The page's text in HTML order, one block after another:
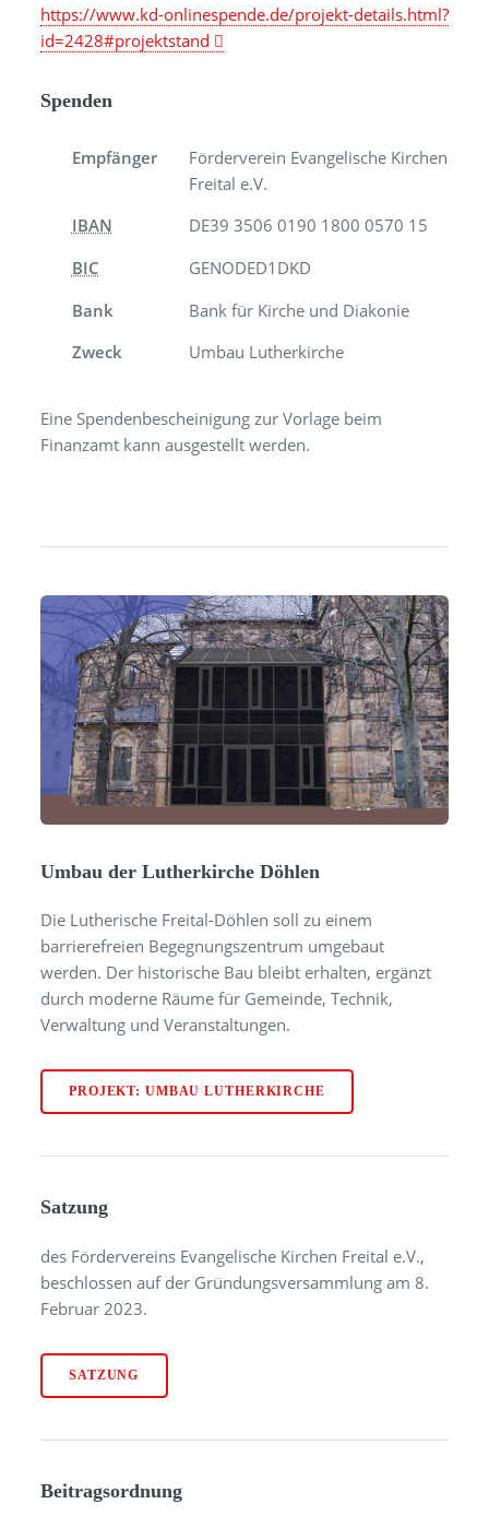
https://www.kd-onlinespende.de/projekt-details.html?
id=2428#projektstand
Spenden
Empfänger
Förderverein Evangelische Kirchen
Freital e.V.
IBAN
DE39 3506 0190 1800 0570 15
BIC
GENODED1DKD
Bank
Bank für Kirche und Diakonie
Zweck
Umbau Lutherkirche
Eine Spendenbescheinigung zur Vorlage beim
Finanzamt kann ausgestellt werden.
Umbau der Lutherkirche Döhlen
Die Lutherische Freital-Döhlen soll zu einem
barrierefreien Begegnungszentrum umgebaut
werden. Der historische Bau bleibt erhalten, ergänzt
durch moderne Räume für Gemeinde, Technik,
Verwaltung und Veranstaltungen.
PROJEKT: UMBAU LUTHERKIRCHE
Satzung
des Fördervereins Evangelische Kirchen Freital e.V.,
beschlossen auf der Gründungsversammlung am 8.
Februar 2023.
SATZUNG
Beitragsordnung